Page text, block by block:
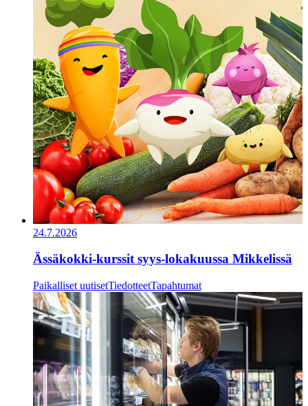
24.7.2026
Ässäkokki-kurssit syys-lokakuussa Mikkelissä
Paikalliset uutisetTiedotteetTapahtumat